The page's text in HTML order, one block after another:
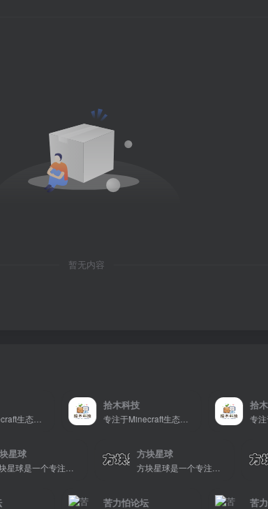
暂无内容
专注于Minecraft生态建设
拾木科技
专注于Minecraft生态建设
拾木科
方块星球 方块星球
苦力怕论坛 苦力